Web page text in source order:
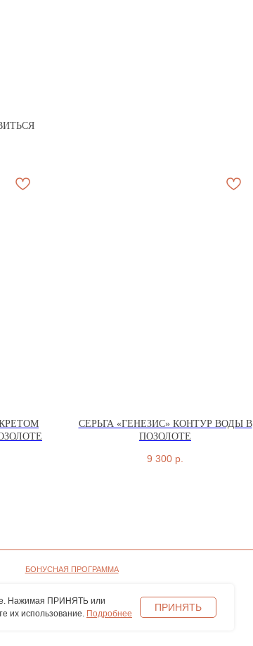
СЕРЬГА «ГЕНЕЗИС» КОНТУР ВОДЫ В
ПОЗОЛОТЕ
9 300 р.
БОНУСНАЯ ПРОГРАММА
Нажимая ПРИНЯТЬ или
их использование. Подробнее
ПРИНЯТЬ